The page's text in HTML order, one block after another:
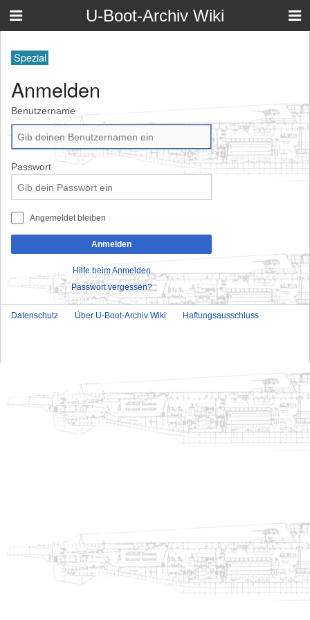
U-Boot-Archiv Wiki
Spezial
Anmelden
Benutzername
Passwort
Angemeldet bleiben
Anmelden
Hilfe beim Anmelden
Passwort vergessen?
Datenschutz Über U-Boot-Archiv Wiki Haftungsausschluss